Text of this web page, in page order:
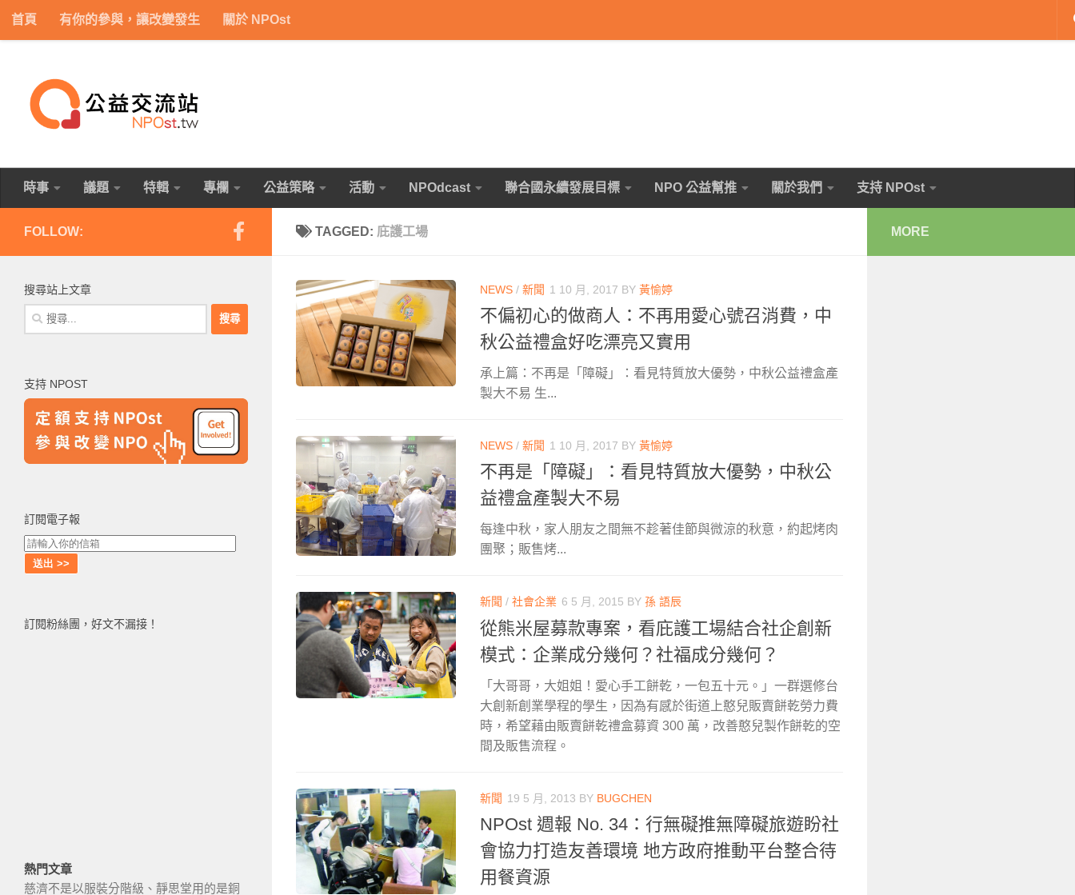
Skip to content
首頁 有你的參與，讓改變發生 關於 NPOst
時事 議題 特輯 專欄 公益策略 活動 NPOdcast 聯合國永續發展目標 NPO 公益幫推 關於我們 支持 NPOst
TAGGED: 庇護工場
NEWS / 新聞 1 10 月, 2017 BY 黃愉婷
不偏初心的做商人：不再用愛心號召消費，中
秋公益禮盒好吃漂亮又實用
承上篇：不再是「障礙」：看見特質放大優勢，中秋公益禮盒產
製大不易 生...
NEWS / 新聞 1 10 月, 2017 BY 黃愉婷
不再是「障礙」：看見特質放大優勢，中秋公
益禮盒產製大不易
每逢中秋，家人朋友之間無不趁著佳節與微涼的秋意，約起烤肉
團聚；販售烤...
新聞 / 社會企業 6 5 月, 2015 BY 孫 語辰
從熊米屋募款專案，看庇護工場結合社企創新
模式：企業成分幾何？社福成分幾何？
「大哥哥，大姐姐！愛心手工餅乾，一包五十元。」一群選修台
大創新創業學程的學生，因為有感於街道上憨兒販賣餅乾勞力費
時，希望藉由販賣餅乾禮盒募資 300 萬，改善憨兒製作餅乾的空
間及販售流程。
新聞 19 5 月, 2013 BY BUGCHEN
NPOst 週報 No. 34：行無礙推無障礙旅遊盼社
會協力打造友善環境 地方政府推動平台整合待
用餐資源
FOLLOW:
搜尋站上文章
搜
尋
字:
支持 NPOST
訂閱電子報
訂閱粉絲團，好文不漏接！
熱門文章
慈濟不是以服裝分階級、靜思堂用的是銅
MORE